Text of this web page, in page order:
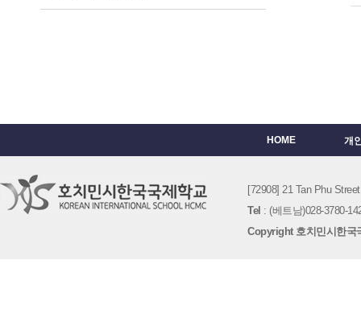
HOME 개
[72908] 21 Tan Phu
Tel : (베트남)028-3780-
Copyright 호치민시한국